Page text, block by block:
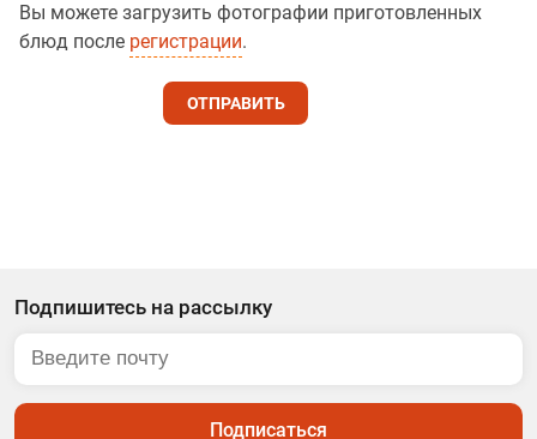
Вы можете загрузить фотографии приготовленных
блюд после регистрации.
ОТПРАВИТЬ
Подпишитесь на рассылку
Подписаться